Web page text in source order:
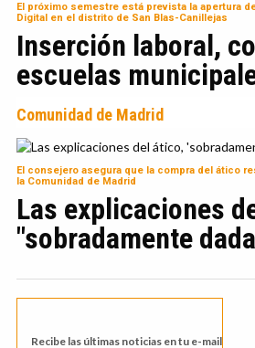
El próximo semestre está prevista la apertura
Digital en el distrito de San Blas-Canillejas
Inserción laboral,
escuelas
Comunidad de Madrid
El consejero asegura que la compra del ático
la Comunidad de Madrid
Las explicaciones
"sobradamente
Recibe las últimas noticias en tu e-mail